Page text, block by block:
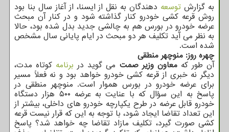
به گزارش توسعه دهندگان به نقل از ایسنا، از آغاز سال بنا بود
روش قرعه کشی خودرو کنار گذاشته شود و در کنار آن مبحث
عرضه خودرو در بورس هم به چالشی جدید بدل شده بود، حالا
به نظر می آید تکلیف هر دو مبحث در ایام پایانی سال مشخص
شده است.
چهره روز: منوچهر منطقی
آن طور که معاون وزیر صمت می گوید در برنامه کوتاه مدت،
دیگر نه خبری از قرعه کشی خودرو خواهد بود و نه فعلاً مسیر
برای عرضه خودرو در بورس هموار است. منوچهر منطقی در
پاسخ به این سؤال که با عنایت به عرضه ۵۰۰ هزار دستگاه
خودرو قابل عرضه در طرح یکپارچه خودرو های داخلی، بیشتر از
این تعداد تقاضا ایجاد شود، با توجه به این که قرار نیست قرعه
کشی صورت گیرد، تکلیف مازاد تقاضا چه خواهد شد؟ پاسخ